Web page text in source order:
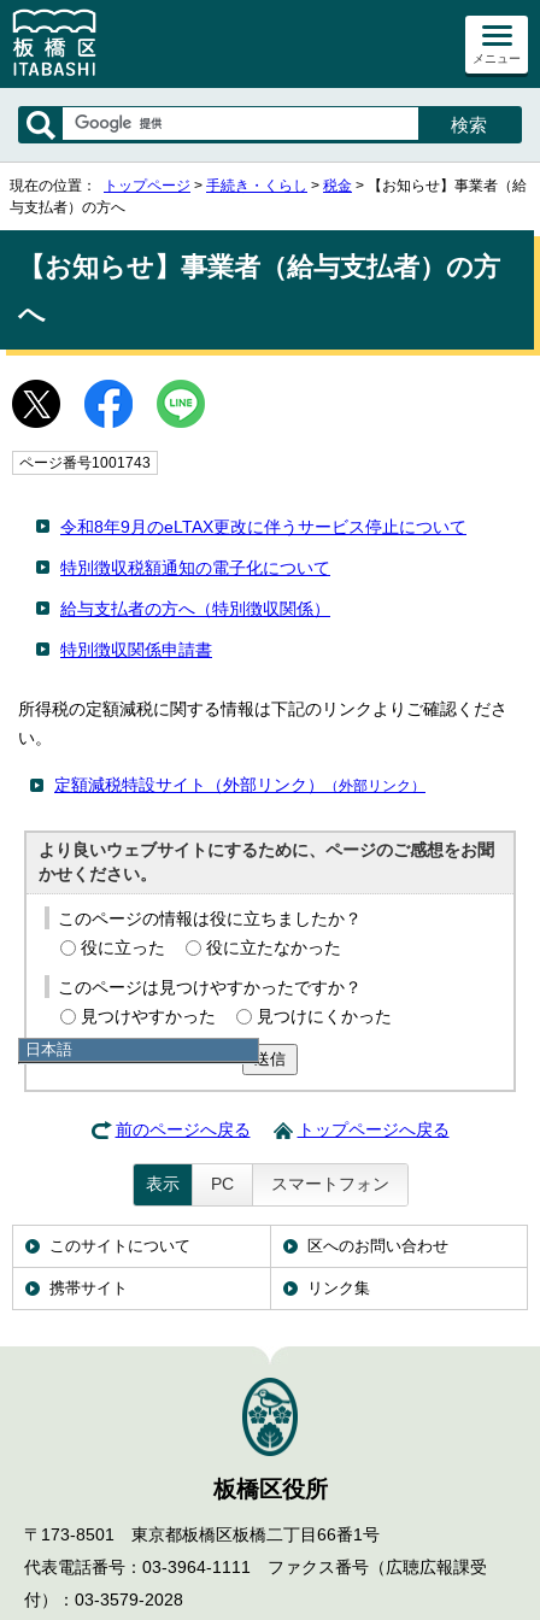
メニュー
日本語
English
現在の位置： トップページ > 手続き・くらし > 税金 > 【お知らせ】事業者（給
与支払者）の方へ
【お知らせ】事業者（給与支払者）の方
へ
ページ番号1001743
令和8年9月のeLTAX更改に伴うサービス停止について
特別徴収税額通知の電子化について
給与支払者の方へ（特別徴収関係）
特別徴収関係申請書
所得税の定額減税に関する情報は下記のリンクよりご確認くださ
い。
定額減税特設サイト（外部リンク） （外部リンク）
より良いウェブサイトにするために、ページのご感想をお聞
かせください。
このページの情報は役に立ちましたか？
役に立った
役に立たなかった
このページは見つけやすかったですか？
見つけやすかった
見つけにくかった
送信
前のページへ戻る トップページへ戻る
表示 PC スマートフォン
このサイトについて 区へのお問い合わせ
携帯サイト リンク集
板橋区役所
〒173-8501 東京都板橋区板橋二丁目66番1号
代表電話番号：03-3964-1111 ファクス番号（広聴広報課受
付）：03-3579-2028